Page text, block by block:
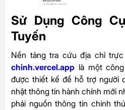
Sử Dụng Công
Tuyến
Nền tảng tra cứu địa chỉ
chinh.vercel.app là một
được thiết kế để hỗ trợ người
nhật thông tin hành chính mới
phải nguồn thông tin chính